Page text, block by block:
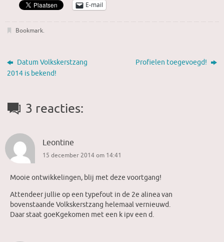
E-mail
Bookmark.
Datum Volkskerstzang
2014 is bekend!
Profielen toegevoegd!
3 reacties:
Leontine
15 december 2014 om 14:41
Mooie ontwikkelingen, blij met deze voortgang!
Attendeer jullie op een typefout in de 2e alinea van
bovenstaande Volkskerstzang helemaal vernieuwd.
Daar staat goeKgekomen met een k ipv een d.